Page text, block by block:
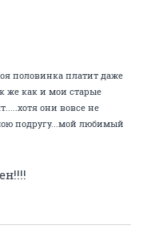
половинка платит даже
же как и мои старые
они вовсе не
подругу...мой любимый